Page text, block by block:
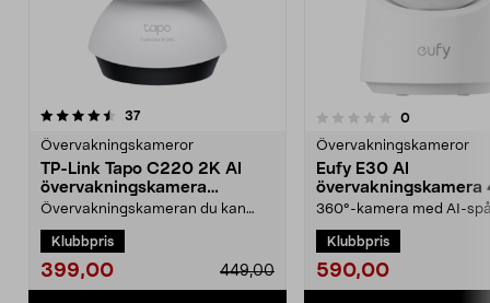
37recensioner
Övervakningskameror
TP-Link Tapo C220 2K AI
övervakningskamera
inomhus
Övervakningskameran du kan
med smart AI. TP-Link T...
Klubbpris
399,00 449,00
0.0 av 5 stjärnor 0recensioner
Övervakningskameror
Eufy E30 AI
övervakningskamera
inomhus
360°-kamera med AI-
mobilen. Eufy E3...
Klubbpris
590,00
4.5 av 5 stjärnor